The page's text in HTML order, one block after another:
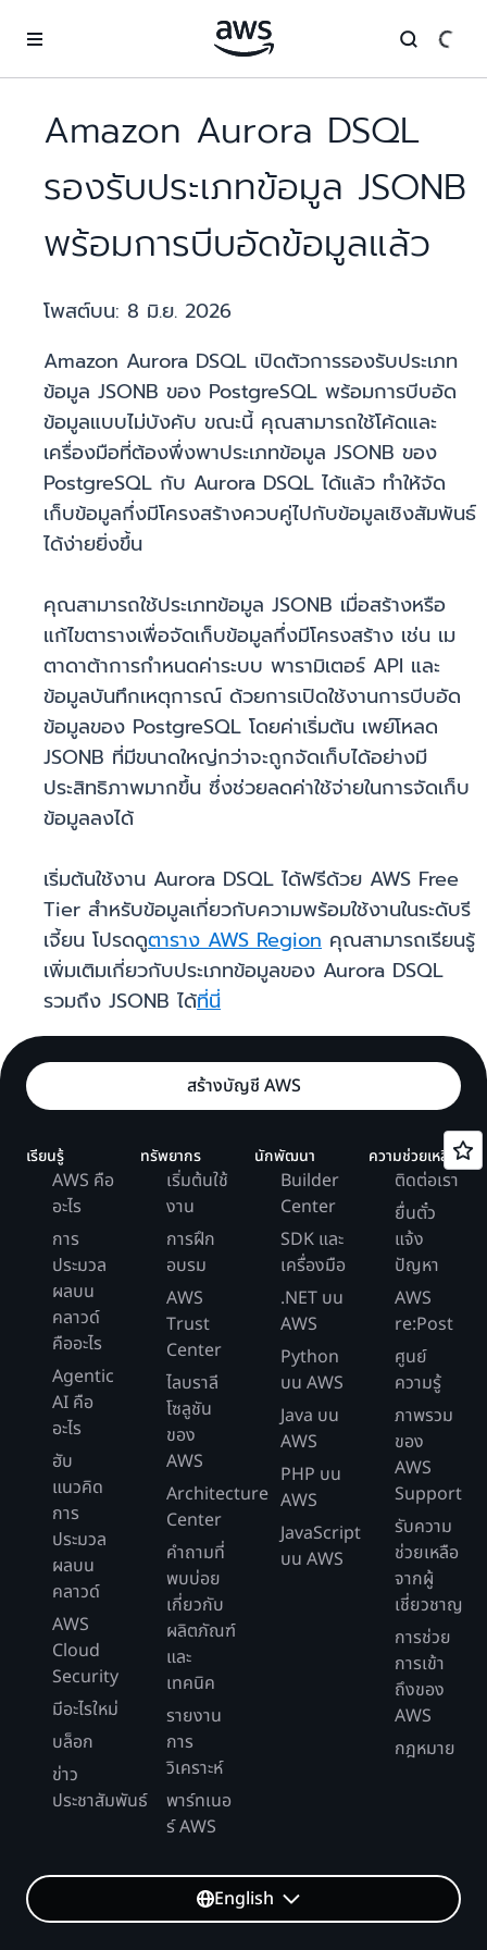
Amazon Aurora DSQL
รองรับประเภทข้อมูล JSONB
พร้อมการบีบอัดข้อมูลแล้ว
โพสต์บน: 8 มิ.ย. 2026
Amazon Aurora DSQL เปิดตัวการรองรับประเภท
ข้อมูล JSONB ของ PostgreSQL พร้อมการบีบอัด
ข้อมูลแบบไม่บังคับ ขณะนี้ คุณสามารถใช้โค้ดและ
เครื่องมือที่ต้องพึ่งพาประเภทข้อมูล JSONB ของ
PostgreSQL กับ Aurora DSQL ได้แล้ว ทำให้จัด
เก็บข้อมูลกึ่งมีโครงสร้างควบคู่ไปกับข้อมูลเชิงสัมพันธ์
ได้ง่ายยิ่งขึ้น
คุณสามารถใช้ประเภทข้อมูล JSONB เมื่อสร้างหรือ
แก้ไขตารางเพื่อจัดเก็บข้อมูลกึ่งมีโครงสร้าง เช่น เม
ตาดาต้าการกำหนดค่าระบบ พารามิเตอร์ API และ
ข้อมูลบันทึกเหตุการณ์ ด้วยการเปิดใช้งานการบีบอัด
ข้อมูลของ PostgreSQL โดยค่าเริ่มต้น เพย์โหลด
JSONB ที่มีขนาดใหญ่กว่าจะถูกจัดเก็บได้อย่างมี
ประสิทธิภาพมากขึ้น ซึ่งช่วยลดค่าใช้จ่ายในการจัดเก็บ
ข้อมูลลงได้
เริ่มต้นใช้งาน Aurora DSQL ได้ฟรีด้วย AWS Free
Tier สำหรับข้อมูลเกี่ยวกับความพร้อมใช้งานในระดับรี
เจี้ยน โปรดดูตาราง AWS Region คุณสามารถเรียนรู้
เพิ่มเติมเกี่ยวกับประเภทข้อมูลของ Aurora DSQL
รวมถึง JSONB ได้ที่นี่
สร้างบัญชี AWS
เรียนรู้
AWS คือ
อะไร
การ
ประมวล
ผลบน
คลาวด์
คืออะไร
Agentic
AI คือ
อะไร
ฮับ
แนวคิด
การ
ประมวล
ผลบน
คลาวด์
AWS
Cloud
Security
มีอะไรใหม่
บล็อก
ข่าว
ประชาสัมพันธ์
ทรัพยากร
เริ่มต้นใช้
งาน
การฝึก
อบรม
AWS
Trust
Center
ไลบราลี
โซลูชัน
ของ
AWS
Architecture
Center
คำถามที่
พบบ่อย
เกี่ยวกับ
ผลิตภัณฑ์
และ
เทคนิค
รายงาน
การ
วิเคราะห์
พาร์ทเนอ
ร์ AWS
นักพัฒนา
Builder
Center
SDK และ
เครื่องมือ
.NET บน
AWS
Python
บน AWS
Java บน
AWS
PHP บน
AWS
JavaScript
บน AWS
ความช่วยเหลือ
ติดต่อเรา
ยื่นตั๋ว
แจ้ง
ปัญหา
AWS
re:Post
ศูนย์
ความรู้
ภาพรวม
ของ
AWS
Support
รับความ
ช่วยเหลือ
จากผู้
เชี่ยวชาญ
การช่วย
การเข้า
ถึงของ
AWS
กฎหมาย
English